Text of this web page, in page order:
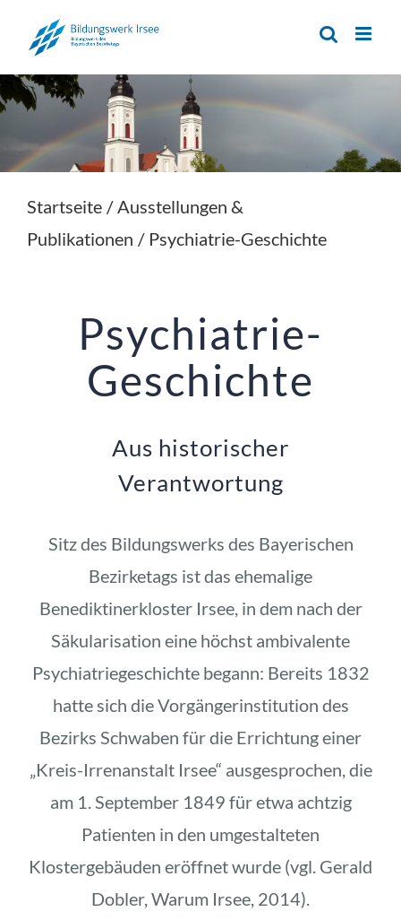
Inhalt
springen
Startseite / Ausstellungen &
Publikationen / Psychiatrie-Geschichte
Psychiatrie-
Geschichte
Aus historischer
Verantwortung
Sitz des Bildungswerks des Bayerischen
Bezirketags ist das ehemalige
Benediktinerkloster Irsee, in dem nach der
Säkularisation eine höchst ambivalente
Psychiatriegeschichte begann: Bereits 1832
hatte sich die Vorgängerinstitution des
Bezirks Schwaben für die Errichtung einer
„Kreis-Irrenanstalt Irsee“ ausgesprochen, die
am 1. September 1849 für etwa achtzig
Patienten in den umgestalteten
Klostergebäuden eröffnet wurde (vgl. Gerald
Dobler, Warum Irsee, 2014).